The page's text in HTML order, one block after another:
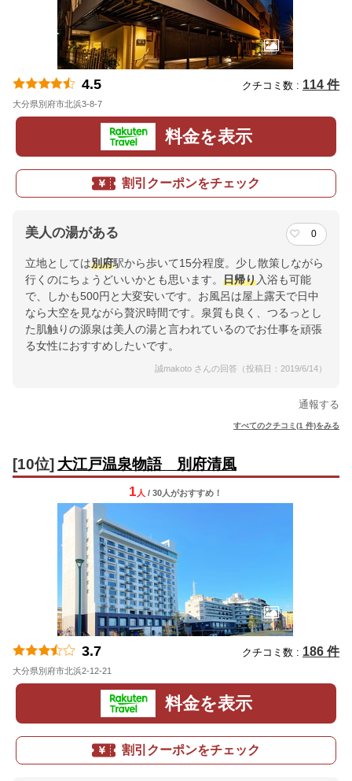
4.5 クチコミ数 : 114 件
大分県別府市北浜3-8-7
料金を表示
割引クーポンをチェック
美人の湯がある 0
立地としては別府駅から歩いて15分程度。少し散策しながら
行くのにちょうどいいかとも思います。 日帰り入浴も可能
で、しかも500円と大変安いです。お風呂は屋上露天で日中
なら大空を見ながら贅沢時間です。泉質も良く、つるっとし
た肌触りの源泉は美人の湯と言われているのでお仕事を頑張
る女性におすすめしたいです。
誠makoto さんの回答（投稿日：2019/6/14）
通報する
すべてのクチコミ(1 件)をみる
[10位] 大江戸温泉物語 別府清風
1 人 / 30人がおすすめ！
3.7 クチコミ数 : 186 件
大分県別府市北浜2-12-21
料金を表示
割引クーポンをチェック